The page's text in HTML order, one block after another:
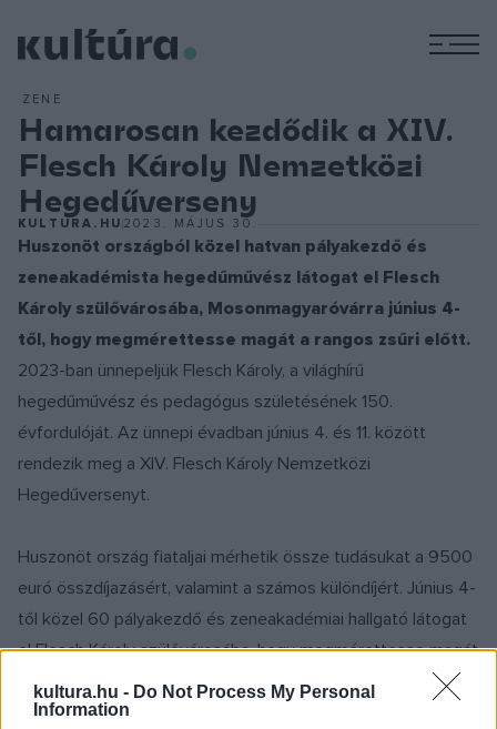
kultura.hu - Do Not Process My Personal
Information
ZENE
Hamarosan kezdődik a XIV.
Flesch Károly Nemzetközi
Hegedűverseny
KULTURA.HU 2023. MÁJUS 30.
Huszonöt országból közel hatvan pályakezdő és
zeneakadémista hegedűművész látogat el Flesch
Károly szülővárosába, Mosonmagyaróvárra június 4-
től, hogy megmérettesse magát a rangos zsűri előtt.
2023-ban ünnepeljük Flesch Károly, a világhírű
hegedűművész és pedagógus születésének 150.
évfordulóját. Az ünnepi évadban június 4. és 11. között
rendezik meg a XIV. Flesch Károly Nemzetközi
Hegedűversenyt.
Huszonöt ország fiataljai mérhetik össze tudásukat a 9500
euró összdíjazásért, valamint a számos különdíjért. Június 4-
től közel 60 pályakezdő és zeneakadémiai hallgató látogat
el Flesch Károly szülővárosába, hogy megmérettesse magát
és koncertet adjon a rangos zsűri előtt.